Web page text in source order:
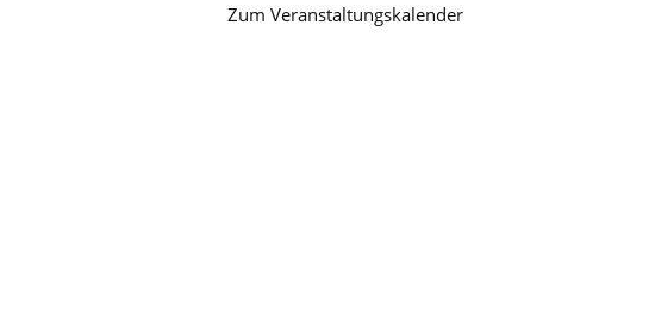
Zum Veranstaltungskalender